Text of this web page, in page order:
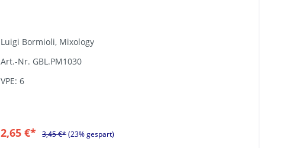
Luigi Bormioli, Mixology
Art.-Nr. GBL.PM1030
VPE: 6
2,65 €* 3,45 €*(23% gespart)